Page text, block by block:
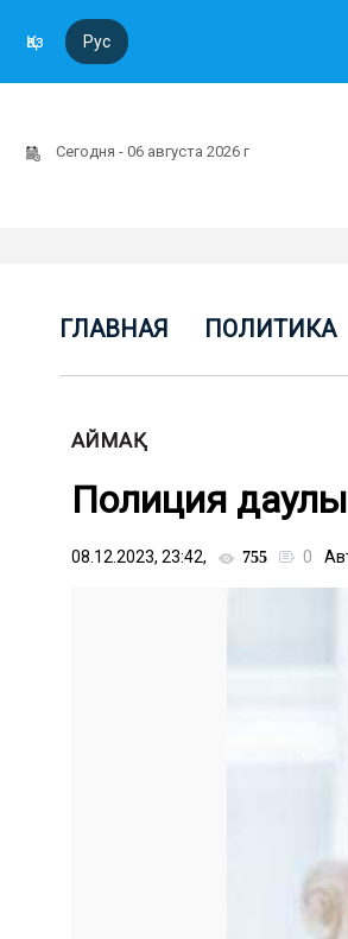
Қаз Рус
Сегодня - 06 августа 2026 г
ГЛАВНАЯ ПОЛИТИКА
АЙМАҚ
Полиция даулы
08.12.2023, 23:42, 755 0